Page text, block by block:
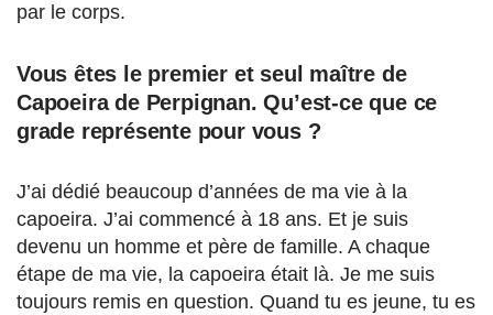
par le corps.
Vous êtes le premier et seul maître de
Capoeira de Perpignan. Qu’est-ce que ce
grade représente pour vous ?
J’ai dédié beaucoup d’années de ma vie à la
capoeira. J’ai commencé à 18 ans. Et je suis
devenu un homme et père de famille. A chaque
étape de ma vie, la capoeira était là. Je me suis
toujours remis en question. Quand tu es jeune, tu es